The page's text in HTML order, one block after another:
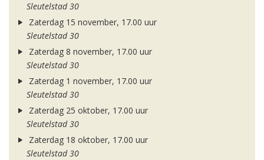
Sleutelstad 30
Zaterdag 15 november, 17.00 uur
Sleutelstad 30
Zaterdag 8 november, 17.00 uur
Sleutelstad 30
Zaterdag 1 november, 17.00 uur
Sleutelstad 30
Zaterdag 25 oktober, 17.00 uur
Sleutelstad 30
Zaterdag 18 oktober, 17.00 uur
Sleutelstad 30